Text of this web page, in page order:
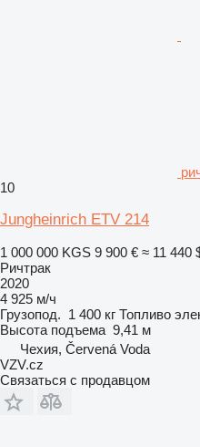
10
Jungheinrich ETV 214
1 000 000 KGS 9 900 € ≈ 11 440
Ричтрак
2020
4 925 м/ч
Грузопод. 1 400 кг Топливо
Высота подъема 9,41 м
Чехия, Červená Voda
VZV.cz
Связаться с продавцом